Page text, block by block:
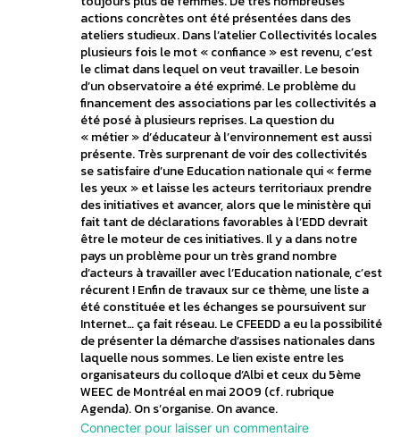
actions concrètes ont été présentées dans des
ateliers studieux. Dans l’atelier Collectivités locales
plusieurs fois le mot « confiance » est revenu, c’est
le climat dans lequel on veut travailler. Le besoin
d’un observatoire a été exprimé. Le problème du
financement des associations par les collectivités a
été posé à plusieurs reprises. La question du
« métier » d’éducateur à l’environnement est aussi
présente. Très surprenant de voir des collectivités
se satisfaire d’une Education nationale qui « ferme
les yeux » et laisse les acteurs territoriaux prendre
des initiatives et avancer, alors que le ministère qui
fait tant de déclarations favorables à l’EDD devrait
être le moteur de ces initiatives. Il y a dans notre
pays un problème pour un très grand nombre
d’acteurs à travailler avec l’Education nationale, c’est
récurent ! Enfin de travaux sur ce thème, une liste a
été constituée et les échanges se poursuivent sur
Internet… ça fait réseau. Le CFEEDD a eu la possibilité
de présenter la démarche d’assises nationales dans
laquelle nous sommes. Le lien existe entre les
organisateurs du colloque d’Albi et ceux du 5ème
WEEC de Montréal en mai 2009 (cf. rubrique
Agenda). On s’organise. On avance.
Connecter pour laisser un commentaire